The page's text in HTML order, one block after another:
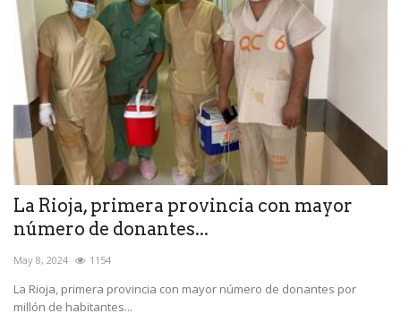
La Rioja, primera provincia con mayor
número de donantes...
May 8, 2024 1154
La Rioja, primera provincia con mayor número de donantes por
millón de habitantes...